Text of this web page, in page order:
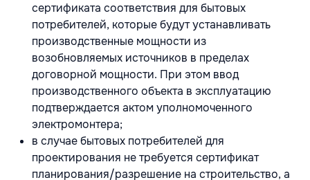
сертификата соответствия для бытовых
потребителей, которые будут устанавливать
производственные мощности из
возобновляемых источников в пределах
договорной мощности. При этом ввод
производственного объекта в эксплуатацию
подтверждается актом уполномоченного
электромонтера;
в случае бытовых потребителей для
проектирования не требуется сертификат
планирования/разрешение на строительство, а